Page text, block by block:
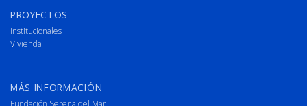
PROYECTOS
Institucionales
Vivienda
MÁS INFORMACIÓN
Fundación Serena del Mar